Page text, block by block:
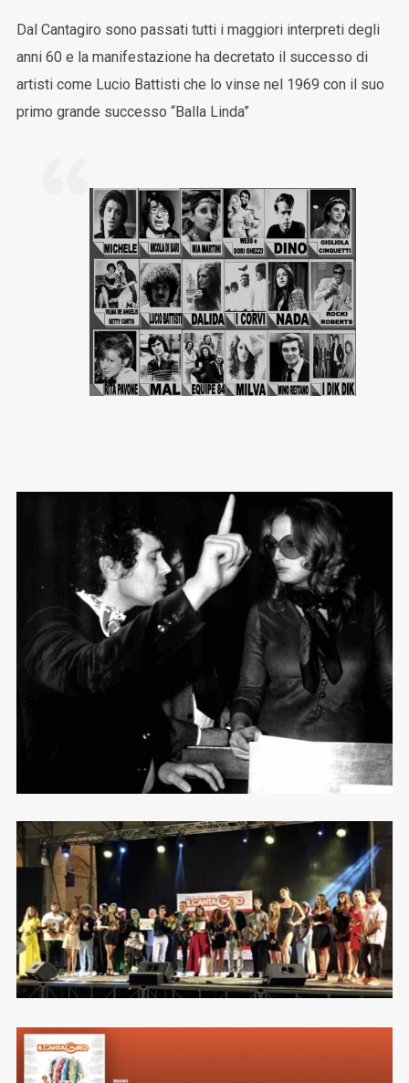
Dal Cantagiro sono passati tutti i maggiori interpreti degli
anni 60 e la manifestazione ha decretato il successo di
artisti come Lucio Battisti che lo vinse nel 1969 con il suo
primo grande successo “Balla Linda”